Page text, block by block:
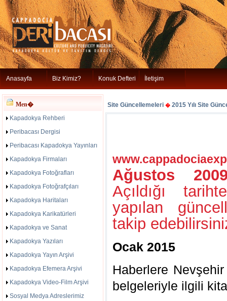
Anasayfa Biz Kimiz? Konuk Defteri İletişim
Men�
Kapadokya Rehberi
Peribacası Dergisi
Peribacası Kapadokya Yayınları
Kapadokya Firmaları
Kapadokya Fotoğrafları
Kapadokya Fotoğrafçıları
Kapadokya Haritaları
Kapadokya Karikatürleri
Kapadokya ve Sanat
Kapadokya Yazıları
Kapadokya Yayın Arşivi
Kapadokya Efemera Arşivi
Kapadokya Video-Film Arşivi
Sosyal Medya Adreslerimiz
Site Güncellemeleri � 2015 Yılı Site
Ağustos
Açıldığı
yapılan
takip
Ocak 2015
Haberlere
belgeleriyle ilgili